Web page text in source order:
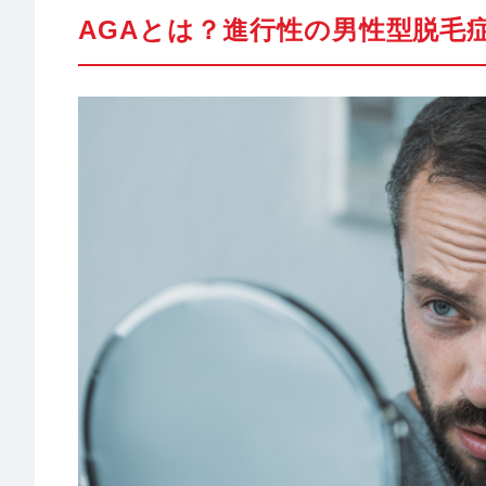
AGAとは？進行性の男性型脱毛